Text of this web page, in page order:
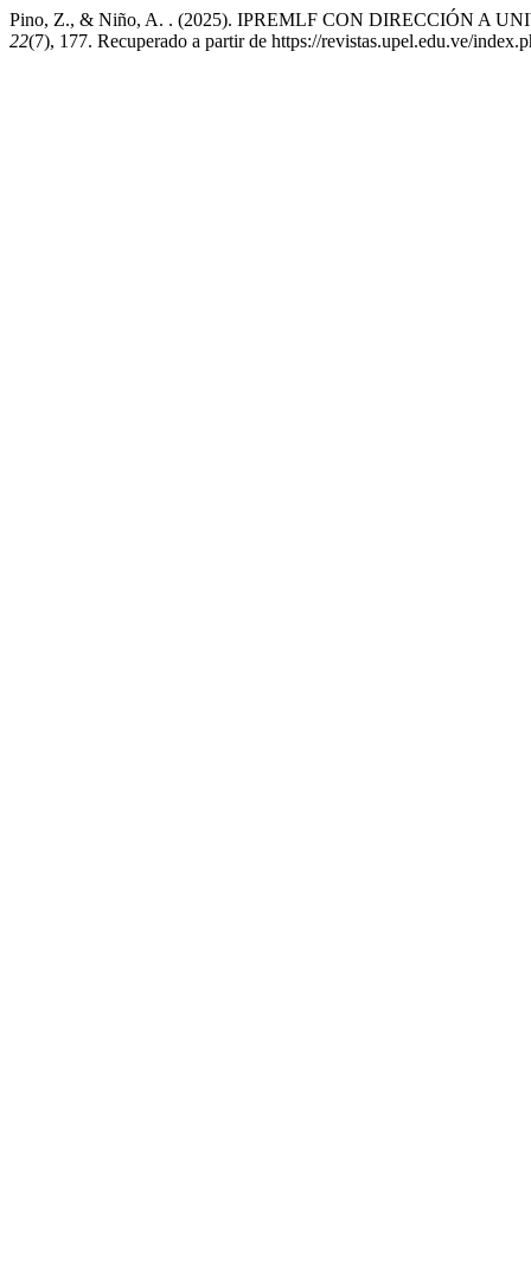
Pino, Z., & Niño, A. . (2025). IPREMLF CON DIRECCIÓN A
22(7), 177. Recuperado a partir de https://revistas.upel.edu.ve/